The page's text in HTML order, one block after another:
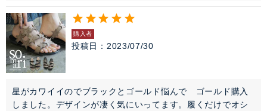
購入者
投稿日 2023/07/30
星がカワイイのでブラックとゴールド悩んで　ゴールド購入
しました。デザインが凄く気にいってます。履くだけでオシ